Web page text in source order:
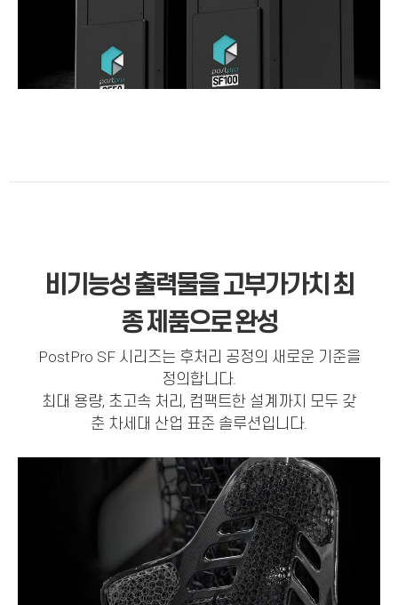
비기능성 출력물을 고부가가치 최
종 제품으로 완성
PostPro SF 시리즈는 후처리 공정의 새로운 기준을
정의합니다.
최대 용량, 초고속 처리, 컴팩트한 설계까지 모두 갖
춘 차세대 산업 표준 솔루션입니다.